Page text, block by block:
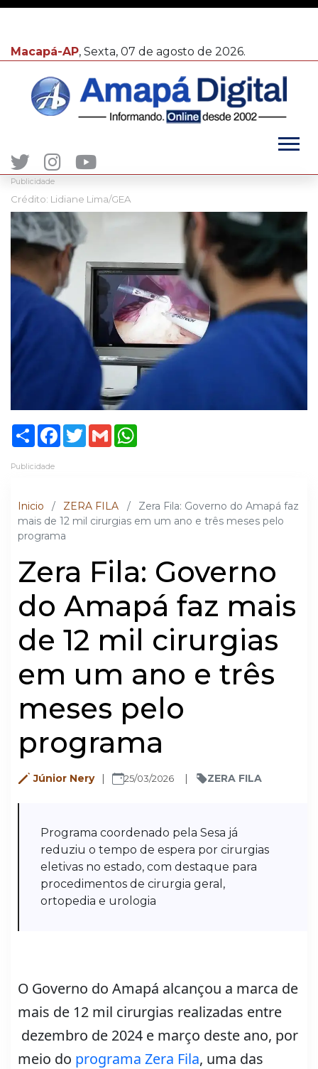
Macapá-AP, Sexta, 07 de agosto de 2026.
Publicidade
Crédito: Lidiane Lima/GEA
ShareFacebook
TwitterGmail
Publicidade
Inicio / ZERA FILA /
Zera Fila: Governo do Amapá faz
mais de 12 mil cirurgias em um ano e três meses pelo
programa
Zera Fila: Governo
do Amapá faz mais
de 12 mil cirurgias
em um ano e três
meses pelo
programa
Júnior Nery 25/03/2026 ZERA FILA
Programa coordenado pela Sesa já
reduziu o tempo de espera por cirurgias
eletivas no estado, com destaque para
procedimentos de cirurgia geral,
ortopedia e urologia
O Governo do Amapá alcançou a marca de
mais de 12 mil cirurgias realizadas entre
dezembro de 2024 e março deste ano, por
meio do programa Zera Fila, uma das